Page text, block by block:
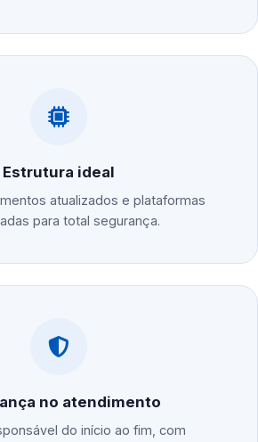
Estrutura ideal
atualizados e plataformas
para total segurança.
no atendimento
do início ao fim, com